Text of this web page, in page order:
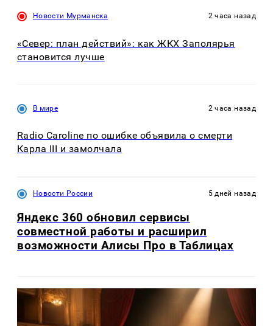
Новости Мурманска 2 часа назад
«Север: план действий»: как ЖКХ Заполярья
становится лучше
В мире 2 часа назад
Radio Caroline по ошибке объявила о смерти
Карла III и замолчала
Новости России 5 дней назад
Яндекс 360 обновил сервисы
совместной работы и расширил
возможности Алисы Про в Таблицах